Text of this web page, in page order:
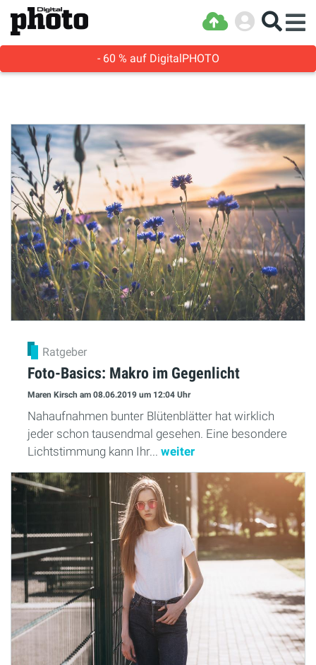
- 60 % auf DigitalPHOTO
Ratgeber
Foto-Basics: Makro im Gegenlicht
Maren Kirsch am 08.06.2019 um 12:04 Uhr
Nahaufnahmen bunter Blütenblätter hat wirklich
jeder schon tausendmal gesehen. Eine besondere
Lichtstimmung kann Ihr... weiter